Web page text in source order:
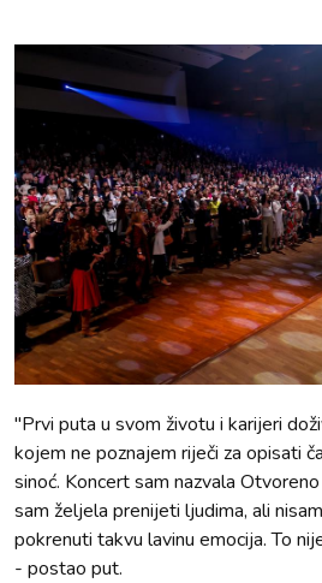
"Prvi puta u svom životu i karijeri
kojem ne poznajem riječi za opisati
sinoć. Koncert sam nazvala
sam željela prenijeti ljudima, ali
pokrenuti takvu lavinu emocija. To
- postao put.